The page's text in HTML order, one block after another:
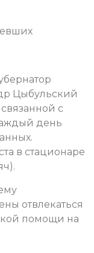
Цыбульский
с
день
в стационаре
отвлекаться
помощи на